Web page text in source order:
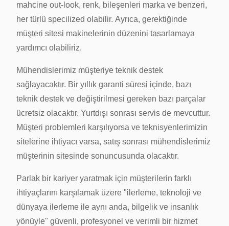
mahcine out-look, renk, bileşenleri marka ve benzeri,
her türlü specilized olabilir. Ayrıca, gerektiğinde
müşteri sitesi makinelerinin düzenini tasarlamaya
yardımcı olabiliriz.
Mühendislerimiz müşteriye teknik destek
sağlayacaktır. Bir yıllık garanti süresi içinde, bazı
teknik destek ve değiştirilmesi gereken bazı parçalar
ücretsiz olacaktır. Yurtdışı sonrası servis de mevcuttur.
Müşteri problemleri karşılıyorsa ve teknisyenlerimizin
sitelerine ihtiyacı varsa, satış sonrası mühendislerimiz
müşterinin sitesinde sonuncusunda olacaktır.
Parlak bir kariyer yaratmak için müşterilerin farklı
ihtiyaçlarını karşılamak üzere "ilerleme, teknoloji ve
dünyaya ilerleme ile aynı anda, bilgelik ve insanlık
yönüyle" güvenli, profesyonel ve verimli bir hizmet